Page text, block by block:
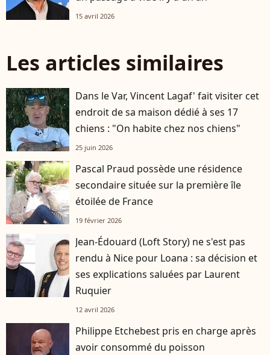
15 avril 2026
Les articles similaires
Dans le Var, Vincent Lagaf' fait visiter cet
endroit de sa maison dédié à ses 17
chiens : "On habite chez nos chiens"
25 juin 2026
Pascal Praud possède une résidence
secondaire située sur la première île
étoilée de France
19 février 2026
Jean-Édouard (Loft Story) ne s'est pas
rendu à Nice pour Loana : sa décision et
ses explications saluées par Laurent
Ruquier
12 avril 2026
Philippe Etchebest pris en charge après
avoir consommé du poisson